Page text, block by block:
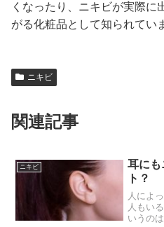
くなったり、ニキビが実際に
がる化粧品として知られてい
ニキビ
関連記事
ニキビ
耳にも
ト？
人によ
人もい
いうの